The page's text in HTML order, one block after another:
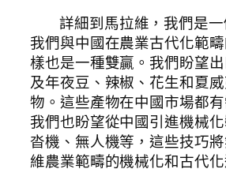
詳細到馬拉維，我們是一
我們與中國在農業古代化範
樣也是一種雙贏。我們盼望
及年夜豆、辣椒、花生和夏
物。這些產物在中國市場都有
我們也盼望從中國引進機械
沓機、無人機等，這些技巧
維農業範疇的機械化和古代化